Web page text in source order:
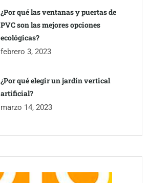
¿Por qué las ventanas y puertas de
PVC son las mejores opciones
ecológicas?
febrero 3, 2023
¿Por qué elegir un jardín vertical
artificial?
marzo 14, 2023